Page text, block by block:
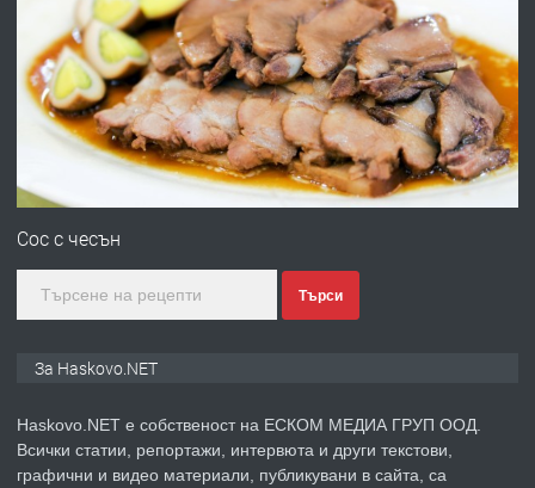
ПРЕДЛАГА Давам гараж под наем
преди 4 дни
№4120 Магазин/Офис под наем в кв.
преди 5 дни
Сос с чесън
Търси
За Haskovo.NET
Haskovo.NET е собственост на ЕСКОМ МЕДИА ГРУП ООД.
Всички статии, репортажи, интервюта и други текстови,
графични и видео материали, публикувани в сайта, са